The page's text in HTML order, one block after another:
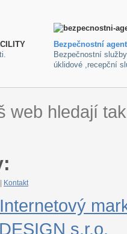
Bezpečnostní
Bezpečnostní
úklidové ,recepční
web hledají
Kontakt
Internetový
s.r.o.